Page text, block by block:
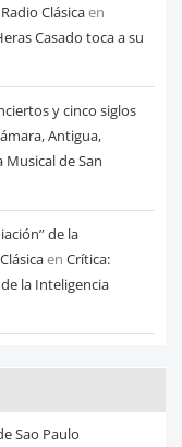
Clásicaen
Casado toca a su
y cinco siglos
Antigua,
de San
de la
en Crítica:
la Inteligencia
Sao Paulo